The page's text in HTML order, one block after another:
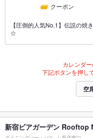
クーポン
【圧倒的人気No.1】伝説の
☆
カレンダー
下記ボタンを押し
空
新宿ビアガーデン Rooftop